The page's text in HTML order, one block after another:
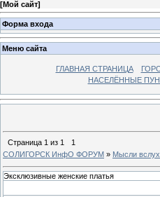
[Мой сайт]
Форма входа
Меню сайта
ГЛАВНАЯ СТРАНИЦА
НАСЕЛЁННЫЕ
Страница 1 из 1
1
СОЛИГОРСК ИнфО ФОРУМ » Мысли вслух
Эксклюзивные женские платья